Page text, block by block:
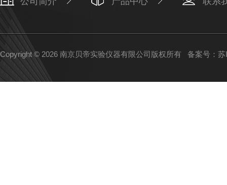
Copyright © 2026 南京贝帝实验仪器有限公司版权所有 备案号：